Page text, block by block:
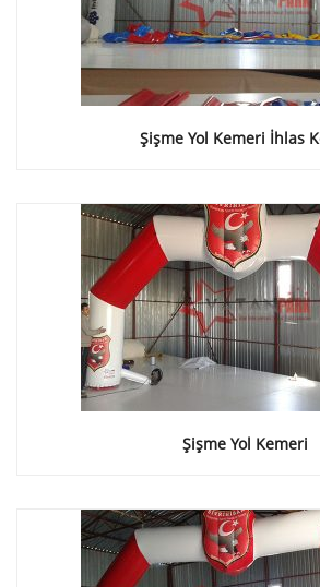
Şişme Yol Kemeri İhlas
Şişme Yol Kemeri